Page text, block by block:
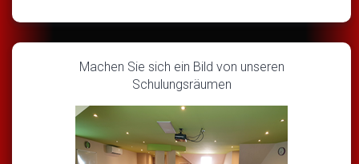
Machen Sie sich ein Bild von unseren
Schulungsräumen